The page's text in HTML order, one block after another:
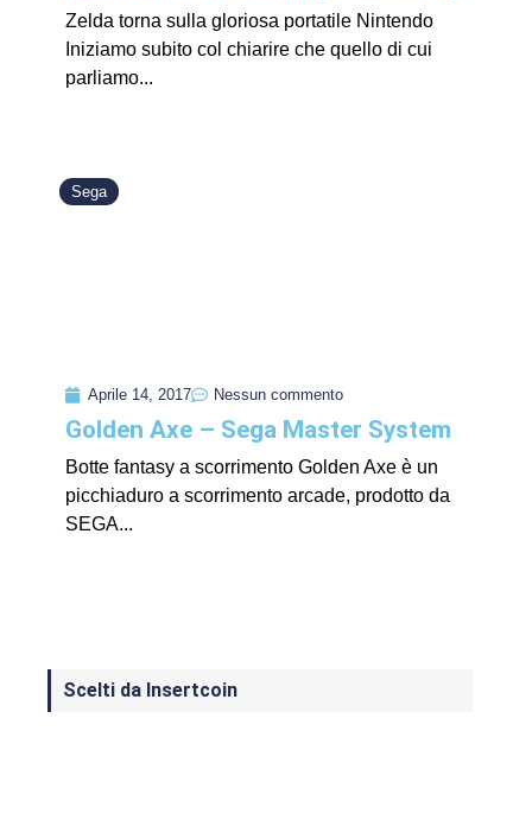
Zelda torna sulla gloriosa portatile Nintendo
Iniziamo subito col chiarire che quello di cui
parliamo...
Sega
Aprile 14, 2017 Nessun commento
Golden Axe – Sega Master System
Botte fantasy a scorrimento Golden Axe è un
picchiaduro a scorrimento arcade, prodotto da
SEGA...
Scelti da Insertcoin